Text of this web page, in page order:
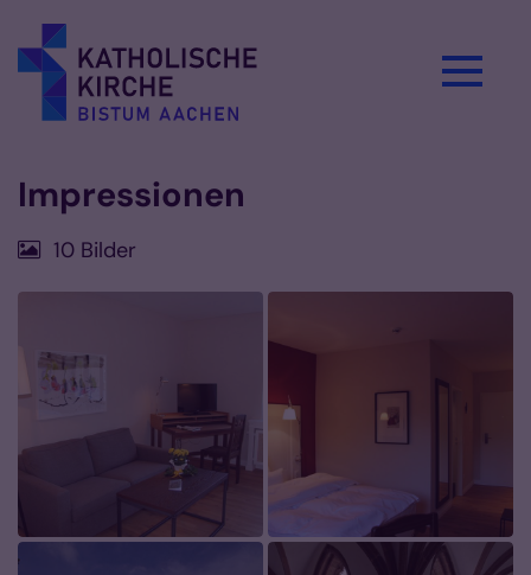
Impressionen
10 Bilder